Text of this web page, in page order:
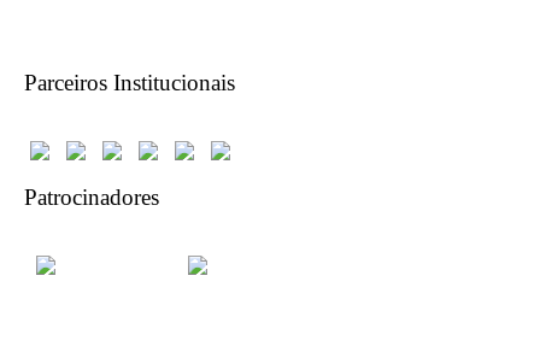
Parceiros Institucionais
Patrocinadores